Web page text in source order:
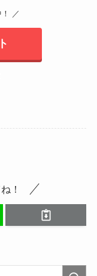
／
！